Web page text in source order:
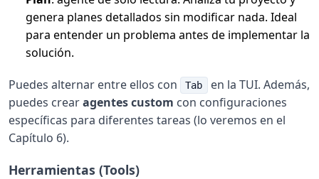
genera planes detallados sin modificar nada. Ideal
para entender un problema antes de implementar la
solución.
Puedes alternar entre ellos con Tab
en la TUI. Además,
puedes crearagentes custom con configuraciones
específicas para diferentes tareas (lo veremos en el
Capítulo 6).
Herramientas (Tools)